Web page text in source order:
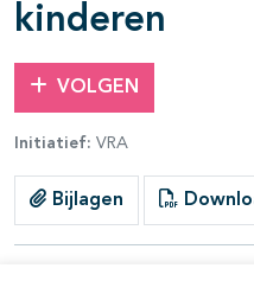
kinderen
VOLGEN
Initiatief: VRA
Bijlagen
open- en